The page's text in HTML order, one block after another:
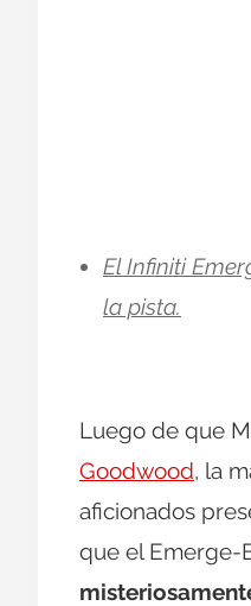
El Infiniti
la pista.
Luego de que
Goodwood, la
aficionados
que el Emerge-